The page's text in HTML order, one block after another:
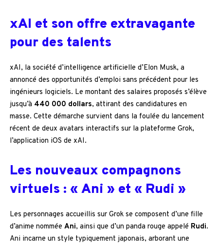
xAI et son offre extravagante
pour des talents
xAI, la société d’intelligence artificielle d’Elon Musk, a
annoncé des opportunités d’emploi sans précédent pour les
ingénieurs logiciels. Le montant des salaires proposés s’élève
jusqu’à 440 000 dollars, attirant des candidatures en
masse. Cette démarche survient dans la foulée du lancement
récent de deux avatars interactifs sur la plateforme Grok,
l’application iOS de xAI.
Les nouveaux compagnons
virtuels : « Ani » et « Rudi »
Les personnages accueillis sur Grok se composent d’une fille
d’anime nommée Ani, ainsi que d’un panda rouge appelé Rudi.
Ani incarne un style typiquement japonais, arborant une